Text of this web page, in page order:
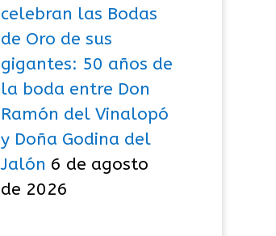
celebran las Bodas
de Oro de sus
gigantes: 50 años de
la boda entre Don
Ramón del Vinalopó
y Doña Godina del
Jalón 6 de agosto
de 2026